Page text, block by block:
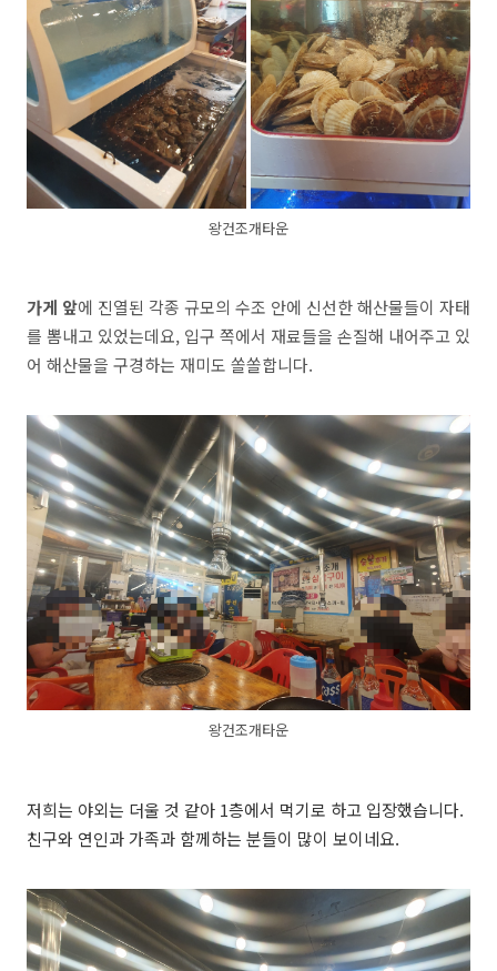
왕건조개타운
가게 앞에 진열된 각종 규모의 수조 안에 신선한 해산물들이 자태
를 뽐내고 있었는데요, 입구 쪽에서 재료들을 손질해 내어주고 있
어 해산물을 구경하는 재미도 쏠쏠합니다.
왕건조개타운
저희는 야외는 더울 것 같아 1층에서 먹기로 하고 입장했습니다.
친구와 연인과 가족과 함께하는 분들이 많이 보이네요.